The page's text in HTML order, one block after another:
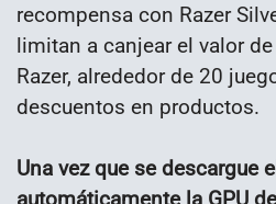
recompensa con Razer
limitan a canjear el valor
Razer, alrededor de 20
descuentos en productos.
Una vez que se descargue